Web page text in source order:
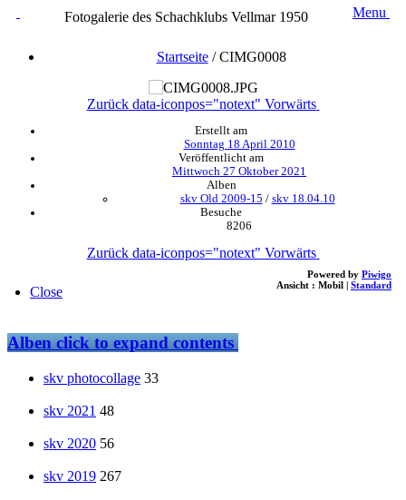
Fotogalerie des Schachklubs Vellmar 1950 Menu
Startseite/CIMG0008
Zurück data-iconpos="notext" Vorwärts
Erstellt am
Sonntag 18 April 2010
Veröffentlicht am
Mittwoch 27 Oktober 2021
Alben
skv Old 2009-15 / skv 18.04.10
Besuche
8206
Zurück data-iconpos="notext" Vorwärts
Powered by Piwigo
Ansicht : Mobil | Standard
Close
Albenclick to expand contents
skv photocollage 33
skv 2021 48
skv 2020 56
skv 2019 267